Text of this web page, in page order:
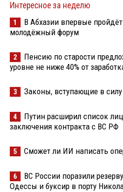
Интересное за неделю
1
В Абхазии впервые
молодёжный форум
2
Пенсию по старости
уровне не ниже 40% от
3 Законы, вступающие в силу
4
Путин расширил список
заключения контракта с ВС РФ
5 Сможет ли ИИ написать
6
ВС России поразили
Одессы и буксир в порту